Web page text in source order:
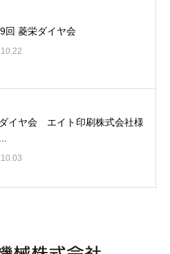
回 菱栄ダイヤ会
イヤ会 エイト印刷株式会社様